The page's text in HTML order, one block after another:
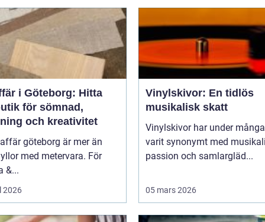
i Göteborg: Hitta
för sömnad,
och kreativitet
göteborg är mer än
med metervara. För
&...
2026
Vinylskivor: En tidlös
musikalisk skatt
Vinylskivor har under
varit synonymt med
passion och samlargläd...
05 mars 2026